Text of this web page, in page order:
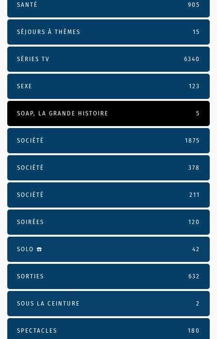
SANTÉ 905
SÉJOURS À THÈMES 15
SÉRIES TV 6340
SEXE 123
SOAP, LA GRANDE HISTOIRE 5
SOCIÉTÉ 1875
SOCIÉTÉ 378
SOCIÉTÉ 211
SOIRÉES 120
SOLO ☎️ 42
SORTIES 632
SOUS LA CEINTURE 2
SPECTACLES 180